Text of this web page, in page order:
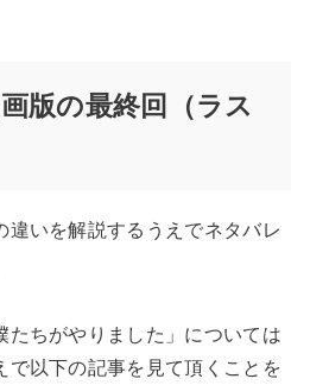
版の最終回（ラス
違いを解説するうえでネタバレ
たちがやりました」については
で以下の記事を見て頂くことを